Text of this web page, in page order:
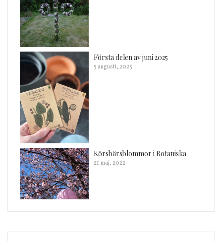
Första delen av juni 2025
5 augusti, 2025
Körsbärsblommor i Botaniska
21 maj, 2022